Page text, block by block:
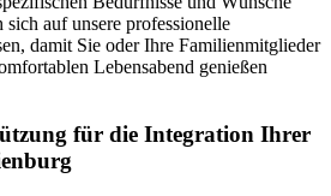
auf unsere professionelle
damit Sie oder Ihre Familienmitglieder
Lebensabend genießen
für die Integration Ihrer